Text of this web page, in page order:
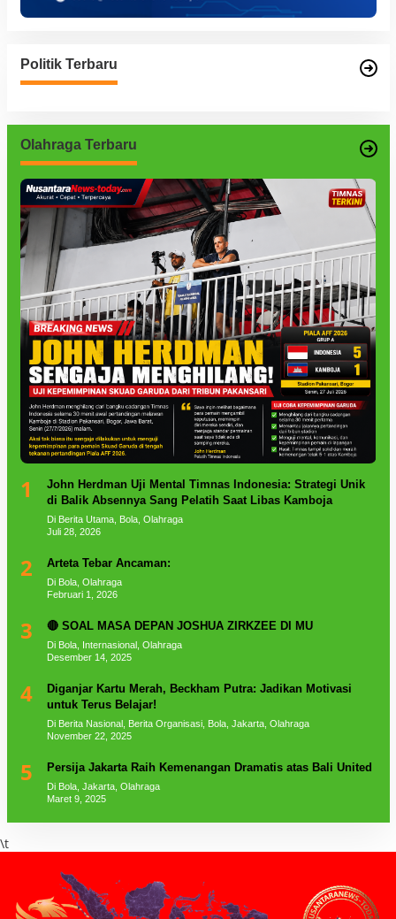
Politik Terbaru
Olahraga Terbaru
1
John Herdman Uji Mental Timnas Indonesia: Strategi Unik
di Balik Absennya Sang Pelatih Saat Libas Kamboja
Di Berita Utama, Bola, Olahraga
Juli 28, 2026
2 Arteta Tebar Ancaman:
Di Bola, Olahraga
Februari 1, 2026
3 🔴 SOAL MASA DEPAN JOSHUA ZIRKZEE DI MU
Di Bola, Internasional, Olahraga
Desember 14, 2025
4
Diganjar Kartu Merah, Beckham Putra: Jadikan Motivasi
untuk Terus Belajar!
Di Berita Nasional, Berita Organisasi, Bola, Jakarta, Olahraga
November 22, 2025
5 Persija Jakarta Raih Kemenangan Dramatis atas Bali United
Di Bola, Jakarta, Olahraga
Maret 9, 2025
\t